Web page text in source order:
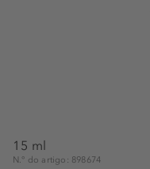
15 ml
N.° do artigo: 898674